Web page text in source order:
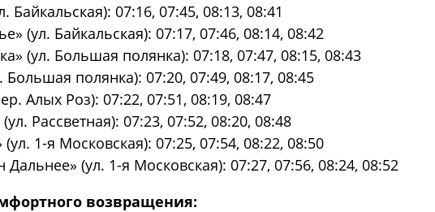
Байкальская): 07:16, 07:45, 08:13, 08:41
(ул. Байкальская): 07:17, 07:46, 08:14, 08:42
(ул. Большая полянка): 07:18, 07:47, 08:15, 08:43
полянка): 07:20, 07:49, 08:17, 08:45
Алых Роз): 07:22, 07:51, 08:19, 08:47
Рассветная): 07:23, 07:52, 08:20, 08:48
1-я Московская): 07:25, 07:54, 08:22, 08:50
(ул. 1-я Московская): 07:27, 07:56, 08:24, 08:52
возвращения: